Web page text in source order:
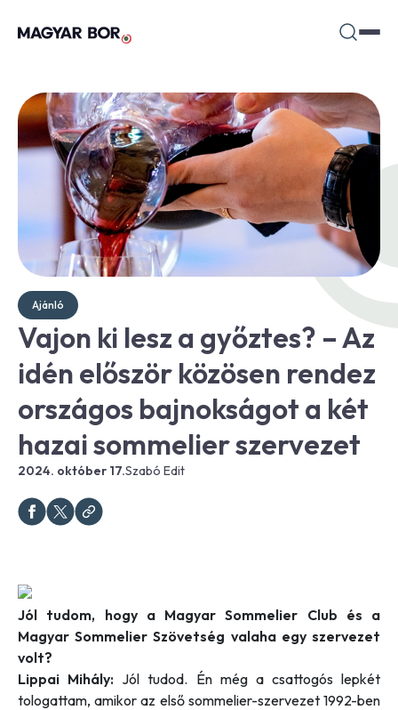
Ajánló
Vajon ki lesz a győztes? – Az
idén először közösen rendez
országos bajnokságot a két
hazai sommelier szervezet
2024. október 17.Szabó Edit
Jól tudom, hogy a Magyar Sommelier Club és a
Magyar Sommelier Szövetség valaha egy szervezet
volt?
Lippai Mihály: Jól tudod. Én még a csattogós lepkét
tologattam, amikor az első sommelier-szervezet 1992-ben